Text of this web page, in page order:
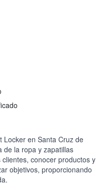
Locker en Santa Cruz de
de la ropa y zapatillas
conocer productos y
objetivos, proporcionando